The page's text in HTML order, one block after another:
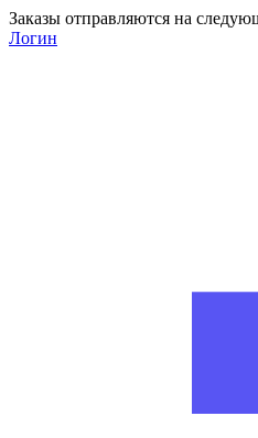
Заказы отправляются на
Логин